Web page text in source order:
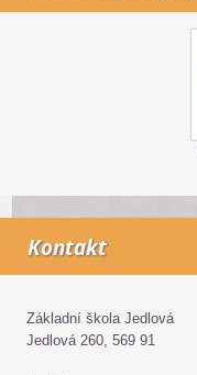
Kontakt
Základní škola Jedlová
Jedlová 260, 569 91